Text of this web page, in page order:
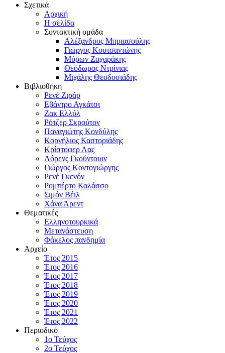
Σχετικά
Αρχική
Η σελίδα
Συντακτική ομάδα
Αλέξανδρος Μπριασούλης
Γιώργος Κουτσαντώνης
Μύρων Ζαχαράκης
Θεόδωρος Ντρίνιας
Μιχάλης Θεοδοσιάδης
Βιβλιοθήκη
Ρενέ Ζιράρ
Εβάντρο Αγκάτσι
Ζακ Ελλύλ
Ρότζερ Σκρούτον
Παναγιώτης Κονδύλης
Κορνήλιος Καστοριάδης
Κρίστοφερ Λας
Λόρενς Γκούντουιν
Γιώργος Κοντογιώργης
Ρενέ Γκενόν
Ρομπέρτο Καλάσσο
Σιμόν Βέιλ
Χάνα Άρεντ
Θεματικές
Ελληνοτουρκικά
Μετανάστευση
Φάκελος πανδημία
Αρχείο
Έτος 2015
Έτος 2016
Έτος 2017
Έτος 2018
Έτος 2019
Έτος 2020
Έτος 2021
Έτος 2022
Περιοδικό
1ο Τεύχος
2ο Τεύχος